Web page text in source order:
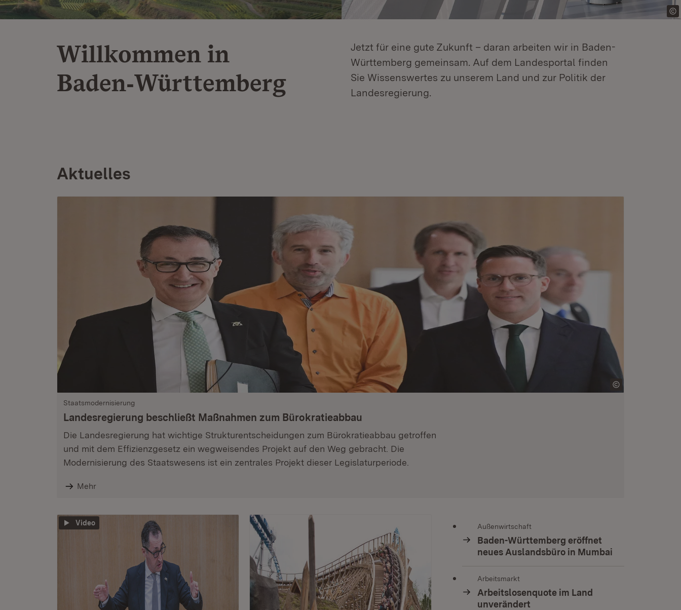
Willkommen in
Baden‑Württemberg
Jetzt für eine gute Zukunft – daran arbeiten wir in Baden-
Württemberg gemeinsam. Auf dem Landesportal finden
Sie Wissenswertes zu unserem Land und zur Politik der
Landesregierung.
Aktuelles
Staatsmodernisierung
Landesregierung beschließt Maßnahmen zum Bürokratieabbau
Die Landesregierung hat wichtige Strukturentscheidungen zum Bürokratieabbau getroffen
und mit dem Effizienzgesetz ein wegweisendes Projekt auf den Weg gebracht. Die
Modernisierung des Staatswesens ist ein zentrales Projekt dieser Legislaturperiode.
Mehr
Video Außenwirtschaft
Baden-Württemberg eröffnet
neues Auslandsbüro in Mumbai
Arbeitsmarkt
Arbeitslosenquote im Land
unverändert